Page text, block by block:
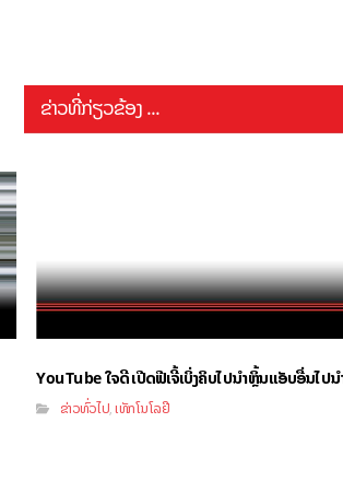
ຂ່າວທີ່ກ່ຽວຂ້ອງ ...
YouTube ໃຈດີ ເປີດຟີເຈີ້ເບິ່ງຄິບໄປນຳຫຼິ້ນແອັບອື່ນໄປ
ຂ່າວທົ່ວໄປ ,ເທັກໂນໂລຢີ